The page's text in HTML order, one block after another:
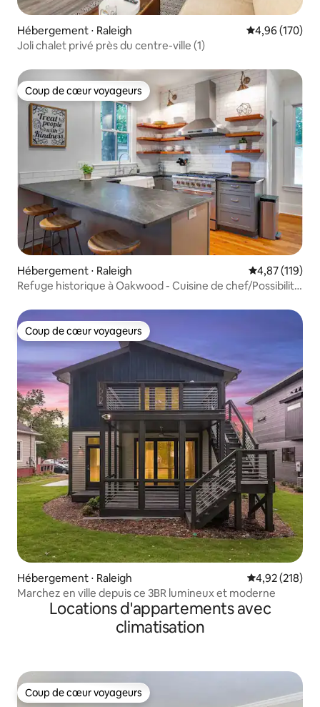
Hébergement ⋅ Raleigh Évaluation
4,96 (170)
Joli chalet privé près du centre-ville (1)
Coup de cœur voyageurs
Coup de cœur voyageurs
Hébergement ⋅ Raleigh Évaluation
4,87 (119)
Refuge historique à Oakwood - Cuisine de chef/Possibilité
Coup de cœur voyageurs
Coup de cœur voyageurs
Hébergement ⋅ Raleigh Évaluation
4,92 (218)
Marchez en ville depuis ce 3BR lumineux et moderne
Locations d'appartements avec
climatisation
Coup de cœur voyageurs
Coup de cœur voyageurs